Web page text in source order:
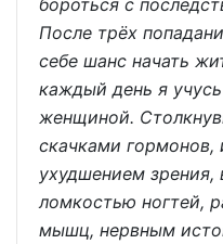
бороться с
После трёх
себе шанс начать
каждый день я
женщиной.
скачками
ухудшением зрения,
ломкостью ногтей,
мышц, нервным